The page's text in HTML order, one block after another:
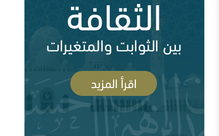
أين السلفية من الانفصاليين في اليمن
شبهات عن الغلو عند السلفيين . ومنه مقتضبات من مقالات
سابقة
السلفية والصوفية: نصح بعلم وحكم بعدل
أزمة قطر وإدارة الأزمة ( 83712 مشاهدة )
السعودية وقطر ومشروع العمق الاستراتيجي (
رأيي فيما صدر عن الشيخ سعد الشثري تجاه داعش (
77980 مشاهدة )